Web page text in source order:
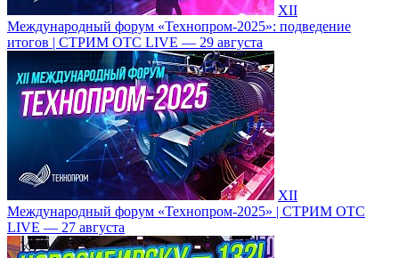
XII
Международный форум «Технопром-2025»: подведение
итогов | СТРИМ ОТС LIVE — 29 августа
XII
Международный форум «Технопром-2025» | СТРИМ ОТС
LIVE — 27 августа